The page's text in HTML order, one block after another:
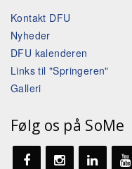
Kontakt DFU
Nyheder
DFU kalenderen
Links til "Springeren"
Galleri
Følg os på SoMe